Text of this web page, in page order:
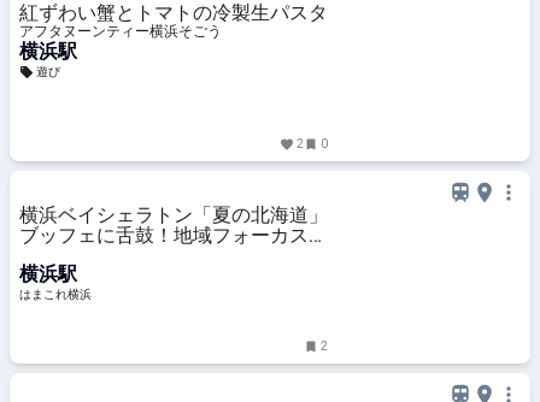
紅ずわい蟹とトマトの冷製生パスタ
アフタヌーンティー横浜そごう
横浜駅
遊び
2 0
横浜ベイシェラトン「夏の北海道」
ブッフェに舌鼓！地域フォーカスで
ープ | はまこれ横浜
横浜駅
はまこれ横浜
2